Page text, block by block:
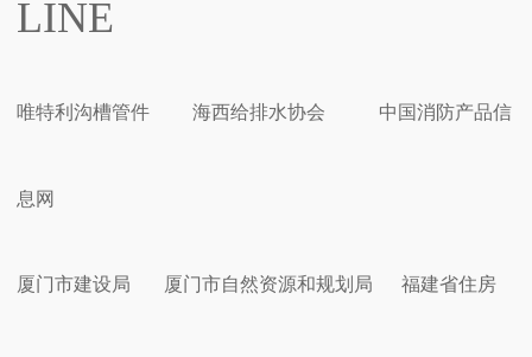
LINE
唯特利沟槽管件 海西给排水协会 中国消防产品信
息网
厦门市建设局 厦门市自然资源和规划局 福建省住房